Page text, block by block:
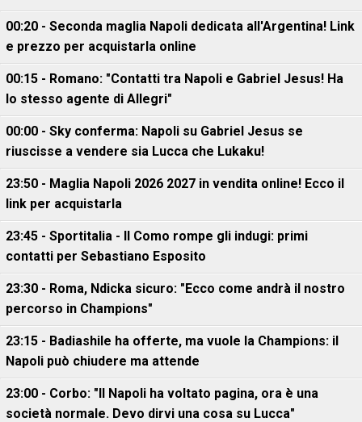
00:20 - Seconda maglia Napoli dedicata all'Argentina! Link
e prezzo per acquistarla online
00:15 - Romano: "Contatti tra Napoli e Gabriel Jesus! Ha
lo stesso agente di Allegri"
00:00 - Sky conferma: Napoli su Gabriel Jesus se
riuscisse a vendere sia Lucca che Lukaku!
23:50 - Maglia Napoli 2026 2027 in vendita online! Ecco il
link per acquistarla
23:45 - Sportitalia - Il Como rompe gli indugi: primi
contatti per Sebastiano Esposito
23:30 - Roma, Ndicka sicuro: "Ecco come andrà il nostro
percorso in Champions"
23:15 - Badiashile ha offerte, ma vuole la Champions: il
Napoli può chiudere ma attende
23:00 - Corbo: "Il Napoli ha voltato pagina, ora è una
società normale. Devo dirvi una cosa su Lucca"